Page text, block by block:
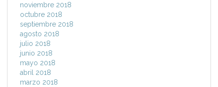
noviembre 2018
octubre 2018
septiembre 2018
agosto 2018
julio 2018
junio 2018
mayo 2018
abril 2018
marzo 2018